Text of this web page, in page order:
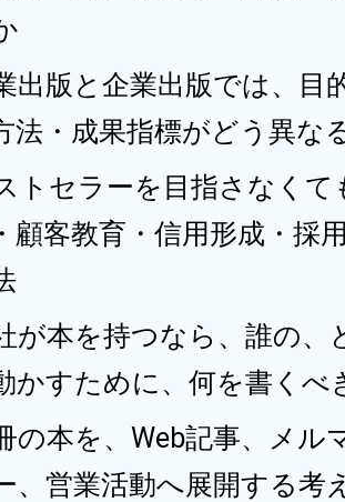
出版と企業出版では、目
法・成果指標がどう異な
トセラーを目指さなくて
顧客教育・信用形成・採
が本を持つなら、誰の、
かすために、何を書くべ
の本を、Web記事、メル
、営業活動へ展開する考